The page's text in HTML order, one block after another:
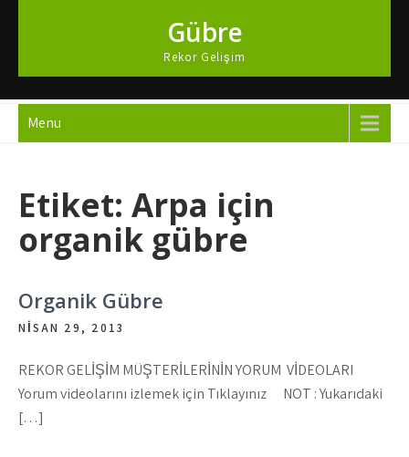
Gübre
Rekor Gelişim
Menu
Etiket: Arpa için
organik gübre
Organik Gübre
NISAN 29, 2013
REKOR GELİŞİM MÜŞTERİLERİNİN YORUM VİDEOLARI
Yorum videolarını izlemek için Tıklayınız NOT : Yukarıdaki
[…]